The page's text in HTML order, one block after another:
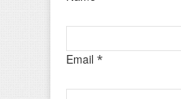
Email *